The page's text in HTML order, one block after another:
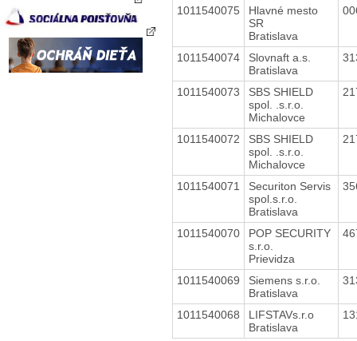
1011540075
Hlavné mesto
SR
Bratislava
1011540074
Slovnaft a.s.
Bratislava
1011540073
SBS SHIELD
spol. .s.r.o.
Michalovce
1011540072
SBS SHIELD
spol. .s.r.o.
Michalovce
1011540071
Securiton Servis
spol.s.r.o.
Bratislava
1011540070
POP SECURITY
s.r.o.
Prievidza
1011540069
Siemens s.r.o.
Bratislava
1011540068
LIFSTAVs.r.o
Bratislava